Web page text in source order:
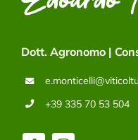
Dott. Agronomo |
+39 335 70 53 504